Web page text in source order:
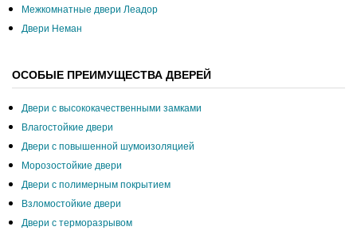
Межкомнатные двери Леадор
Двери Неман
ОСОБЫЕ ПРЕИМУЩЕСТВА ДВЕРЕЙ
Двери с высококачественными замками
Влагостойкие двери
Двери с повышенной шумоизоляцией
Морозостойкие двери
Двери с полимерным покрытием
Взломостойкие двери
Двери с терморазрывом